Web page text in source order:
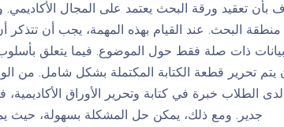
بأن تعقيد ورقة البحث يعتمد على المجال
عند القيام بهذه المهمة، يجب أن تتذكر أن
ذات صلة فقط حول الموضوع. فيما يتعلق
يتم تحرير قطعة الكتابة المكتملة بشكل شامل. من
الطلاب خبرة في كتابة وتحرير الأوراق
جدير. ومع ذلك، يمكن حل المشكلة بسهولة، حيث